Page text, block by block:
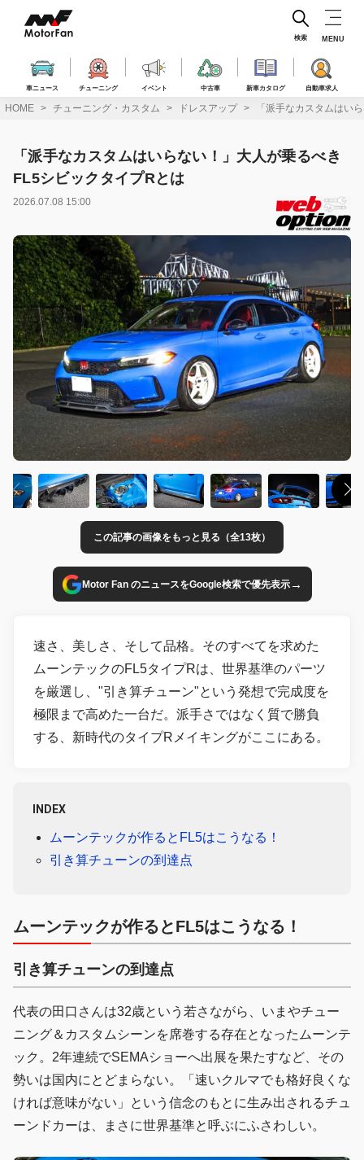
ス
車ニュース チューニング イベント 中古車 新車カタログ 自動車求人
検索 MENU
HOME チューニング・カスタム ドレスアップ 「派手なカスタムはい
「派手なカスタムはいらない！」大人が乗るべき
FL5シビックタイプRとは
2026.07.08 15:00
この記事の画像をもっと見る（全13枚）
Motor Fan のニュースをGoogle検索で優先表示→
速さ、美しさ、そして品格。そのすべてを求めた
ムーンテックのFL5タイプRは、世界基準のパーツ
を厳選し、"引き算チューン"という発想で完成度を
極限まで高めた一台だ。派手さではなく質で勝負
する、新時代のタイプRメイキングがここにある。
INDEX
ムーンテックが作るとFL5はこうなる！
引き算チューンの到達点
ムーンテックが作るとFL5はこうなる！
引き算チューンの到達点
代表の田口さんは32歳という若さながら、いまやチュー
ニング＆カスタムシーンを席巻する存在となったムーンテ
ック。2年連続でSEMAショーへ出展を果たすなど、その
勢いは国内にとどまらない。「速いクルマでも格好良くな
ければ意味がない」という信念のもとに生み出されるチュ
ーンドカーは、まさに世界基準と呼ぶにふさわしい。